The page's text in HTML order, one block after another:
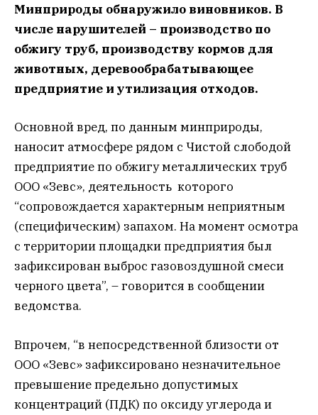
Минприроды обнаружило виновников. В
числе нарушителей – производство по
обжигу труб, производству кормов для
животных, деревообрабатывающее
предприятие и утилизация отходов.
Основной вред, по данным минприроды,
наносит атмосфере рядом с Чистой слободой
предприятие по обжигу металлических труб
ООО «Зевс», деятельность которого
“сопровождается характерным неприятным
(специфическим) запахом. На момент осмотра
с территории площадки предприятия был
зафиксирован выброс газовоздушной смеси
черного цвета”, – говорится в сообщении
ведомства.
Впрочем, “в непосредственной близости от
ООО «Зевс» зафиксировано незначительное
превышение предельно допустимых
концентраций (ПДК) по оксиду углерода и